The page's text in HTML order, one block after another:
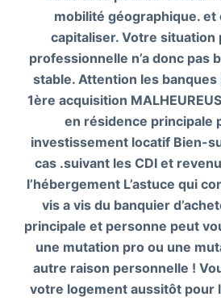
mobilité géographique. et
capitaliser. Votre situation
professionnelle n’a donc pas
stable. Attention les
1ère acquisition
en résidence principale
investissement locatif Bien-
cas .suivant les CDI et
l’hébergement L’astuce qui
vis a vis du banquier
principale et personne peut
une mutation pro ou une
autre raison personnelle !
votre logement aussitôt pour